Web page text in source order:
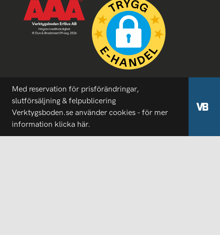
Med reservation för prisförändringar,
slutförsäljning & felpublicering
Verktygsboden.se använder cookies - för mer
information klicka här.